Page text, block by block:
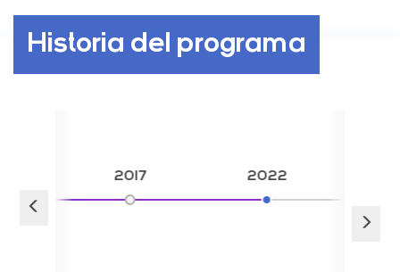
Historia del programa
2017 2022